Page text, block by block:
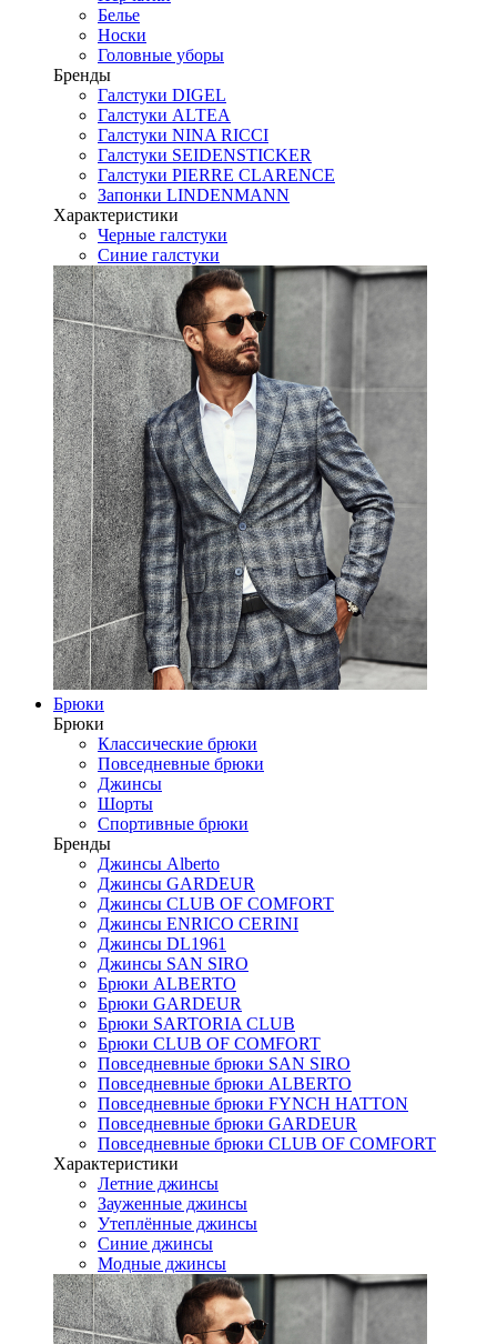
Белье
Носки
Головные уборы
Бренды
Галстуки DIGEL
Галстуки ALTEA
Галстуки NINA RICCI
Галстуки SEIDENSTICKER
Галстуки PIERRE CLARENCE
Запонки LINDENMANN
Характеристики
Черные галстуки
Синие галстуки
Брюки
Брюки
Классические брюки
Повседневные брюки
Джинсы
Шорты
Спортивные брюки
Бренды
Джинсы Alberto
Джинсы GARDEUR
Джинсы CLUB OF COMFORT
Джинсы ENRICO CERINI
Джинсы DL1961
Джинсы SAN SIRO
Брюки ALBERTO
Брюки GARDEUR
Брюки SARTORIA CLUB
Брюки CLUB OF COMFORT
Повседневные брюки SAN SIRO
Повседневные брюки ALBERTO
Повседневные брюки FYNCH HATTON
Повседневные брюки GARDEUR
Повседневные брюки CLUB OF COMFORT
Характеристики
Летние джинсы
Зауженные джинсы
Утеплённые джинсы
Синие джинсы
Модные джинсы